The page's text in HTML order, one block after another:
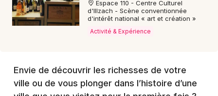
Espace 110 - Centre Culturel
d'Illzach - Scène conventionnée
d'intérêt national « art et création »
Activité & Expérience
Envie de découvrir les richesses de votre
ville ou de vous plonger dans l’histoire d’une